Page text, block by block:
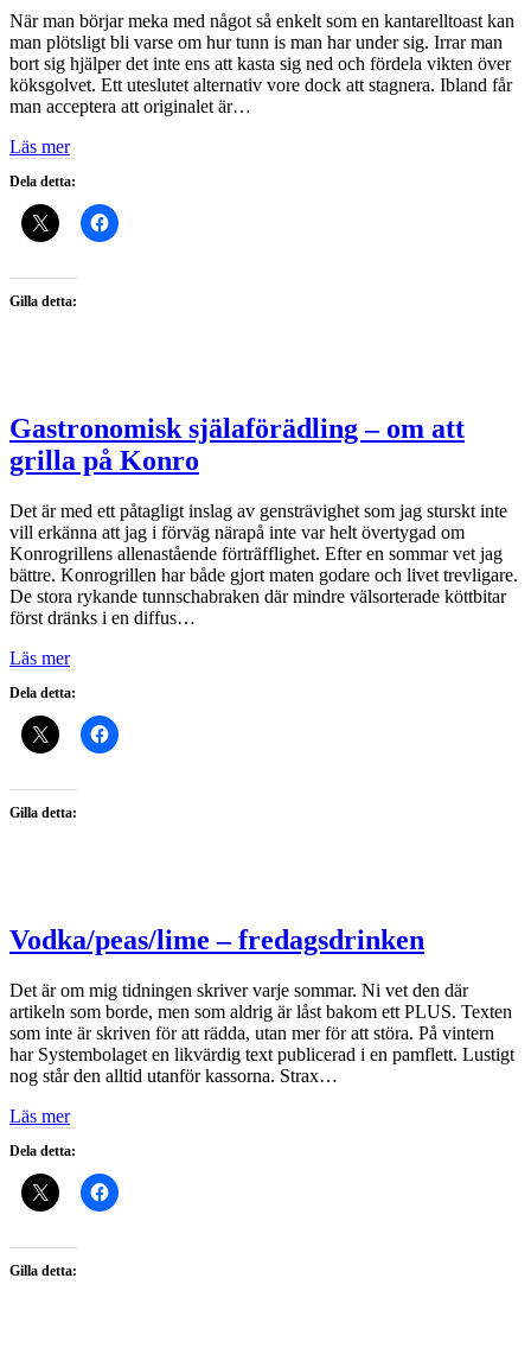
När man börjar meka med något så enkelt som en kantarelltoast kan
man plötsligt bli varse om hur tunn is man har under sig. Irrar man
bort sig hjälper det inte ens att kasta sig ned och fördela vikten över
köksgolvet. Ett uteslutet alternativ vore dock att stagnera. Ibland får
man acceptera att originalet är…
Läs mer
Dela detta:
Gilla detta:
Gastronomisk själaförädling – om att
grilla på Konro
Det är med ett påtagligt inslag av gensträvighet som jag sturskt inte
vill erkänna att jag i förväg närapå inte var helt övertygad om
Konrogrillens allenastående förträfflighet. Efter en sommar vet jag
bättre. Konrogrillen har både gjort maten godare och livet trevligare.
De stora rykande tunnschabraken där mindre välsorterade köttbitar
först dränks i en diffus…
Läs mer
Dela detta:
Gilla detta:
Vodka/peas/lime – fredagsdrinken
Det är om mig tidningen skriver varje sommar. Ni vet den där
artikeln som borde, men som aldrig är låst bakom ett PLUS. Texten
som inte är skriven för att rädda, utan mer för att störa. På vintern
har Systembolaget en likvärdig text publicerad i en pamflett. Lustigt
nog står den alltid utanför kassorna. Strax…
Läs mer
Dela detta:
Gilla detta: